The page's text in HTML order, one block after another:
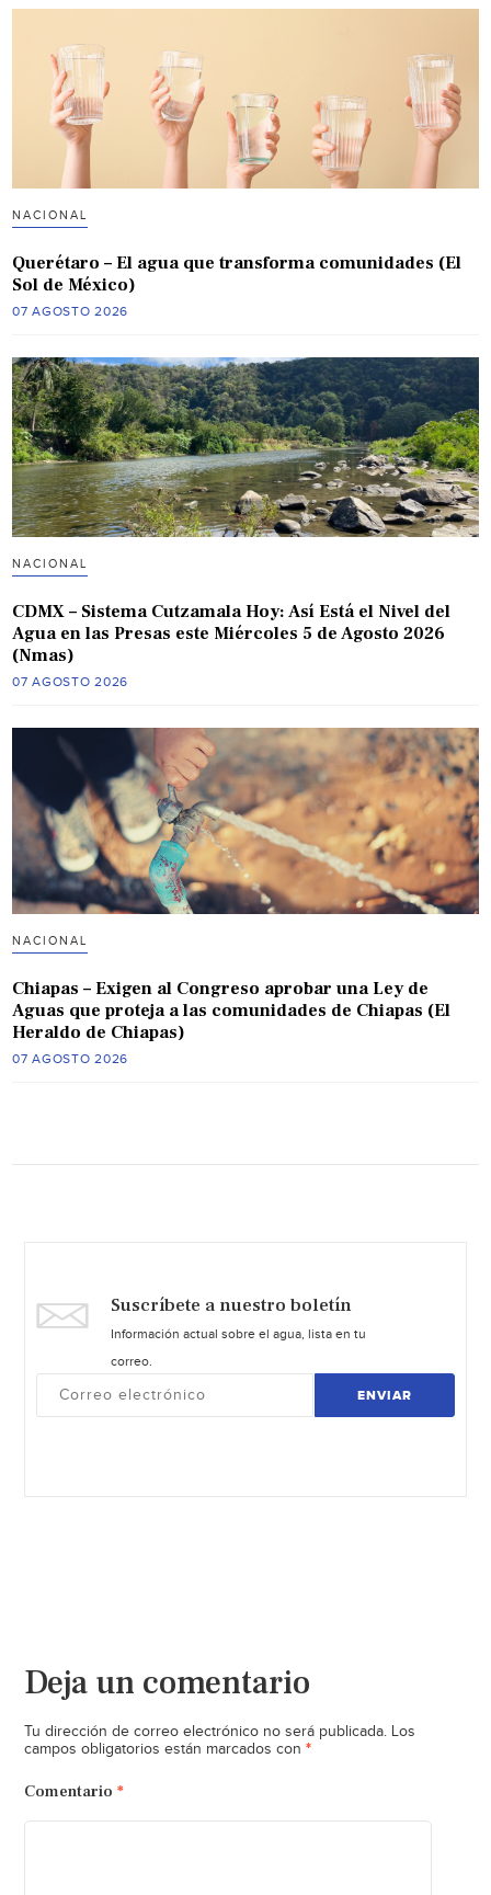
NACIONAL
Querétaro – El agua que transforma comunidades (El
Sol de México)
07 AGOSTO 2026
NACIONAL
CDMX – Sistema Cutzamala Hoy: Así Está el Nivel del
Agua en las Presas este Miércoles 5 de Agosto 2026
(Nmas)
07 AGOSTO 2026
NACIONAL
Chiapas – Exigen al Congreso aprobar una Ley de
Aguas que proteja a las comunidades de Chiapas (El
Heraldo de Chiapas)
07 AGOSTO 2026
Suscríbete a nuestro boletín
Información actual sobre el agua, lista en tu
correo.
ENVIAR
Deja un comentario
Tu dirección de correo electrónico no será publicada. Los
campos obligatorios están marcados con *
Comentario *